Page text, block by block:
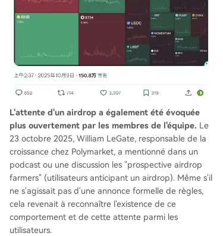
L'attente d'un airdrop a également été évoquée
plus ouvertement par les membres de l'équipe. Le
23 octobre 2025, William LeGate, responsable de la
croissance chez Polymarket, a mentionné dans un
podcast ou une discussion les "prospective airdrop
farmers" (utilisateurs anticipant un airdrop). Même s'il
ne s'agissait pas d'une annonce formelle de règles,
cela revenait à reconnaître l'existence de ce
comportement et de cette attente parmi les
utilisateurs.